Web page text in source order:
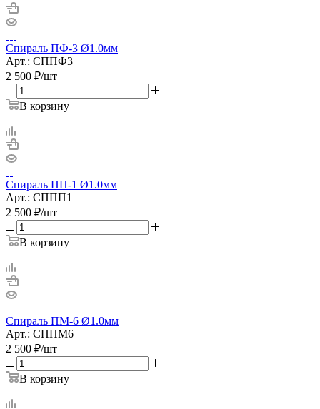
Спираль ПФ-3 Ø1.0мм
Арт.: СППФ3
2 500 ₽/шт
В корзину
Спираль ПП-1 Ø1.0мм
Арт.: СППП1
2 500 ₽/шт
В корзину
Спираль ПМ-6 Ø1.0мм
Арт.: СППМ6
2 500 ₽/шт
В корзину